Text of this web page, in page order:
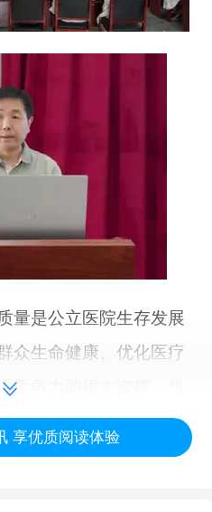
量是公立医院生存发展
众生命健康、优化医疗
竞争力的根本支撑。当
升级，医院质量管理标
管控、数据溯源与细节
享优质阅读体验